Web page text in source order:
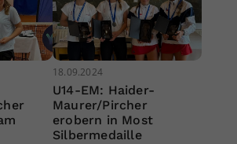
18.09.2024
U14-EM: Haider-
Maurer/Pircher
erobern in Most
Silbermedaille